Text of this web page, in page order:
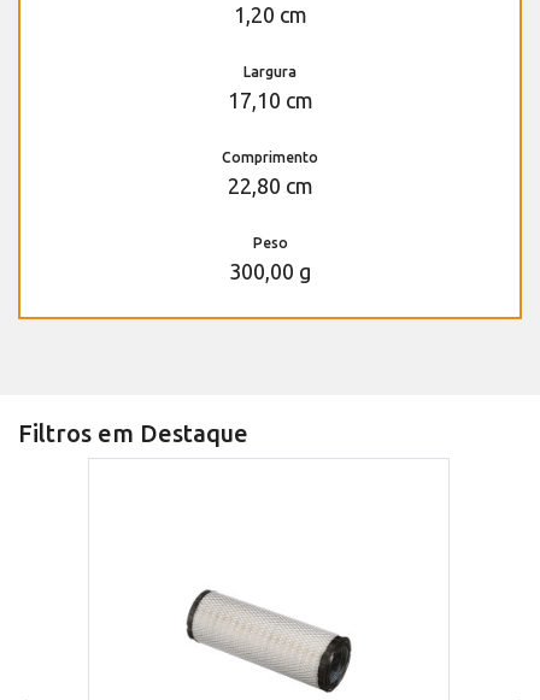
1,20 cm
Largura
17,10 cm
Comprimento
22,80 cm
Peso
300,00 g
Filtros em Destaque